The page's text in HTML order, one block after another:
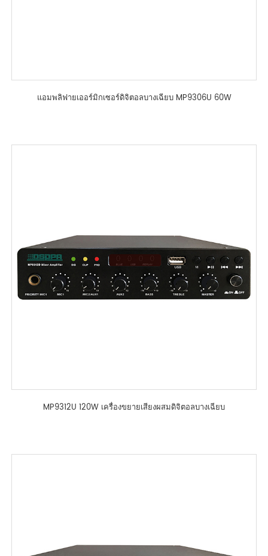
แอมพลิฟายเออร์มิกเซอร์ดิจิตอลบางเฉียบ MP9306U 60W
MP9312U 120W เครื่องขยายเสียงผสมดิจิตอลบางเฉียบ